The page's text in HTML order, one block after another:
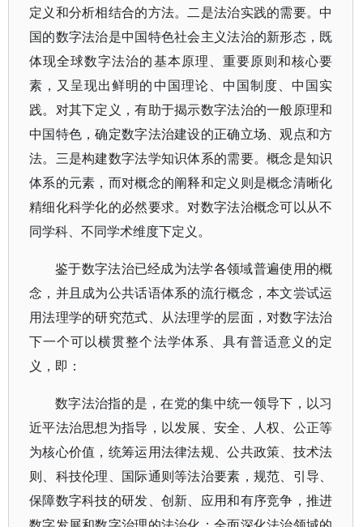
定义和分析相结合的方法。二是法治实践的需要。中
国的数字法治是中国特色社会主义法治的新形态，既
体现全球数字法治的基本原理、重要原则和核心要
素，又呈现出鲜明的中国理论、中国制度、中国实
践。对其下定义，有助于揭示数字法治的一般原理和
中国特色，确定数字法治建设的正确立场、观点和方
法。三是构建数字法学知识体系的需要。概念是知识
体系的元素，而对概念的阐释和定义则是概念清晰化
精细化科学化的必然要求。对数字法治概念可以从不
同学科、不同学术维度下定义。
鉴于数字法治已经成为法学各领域普遍使用的概
念，并且成为公共话语体系的流行概念，本文尝试运
用法理学的研究范式、从法理学的层面，对数字法治
下一个可以横贯整个法学体系、具有普适意义的定
义，即：
数字法治指的是，在党的集中统一领导下，以习
近平法治思想为指导，以发展、安全、人权、公正等
为核心价值，统筹运用法律法规、公共政策、技术法
则、科技伦理、国际通则等法治要素，规范、引导、
保障数字科技的研发、创新、应用和有序竞争，推进